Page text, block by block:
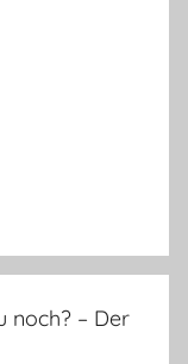
noch? – Der